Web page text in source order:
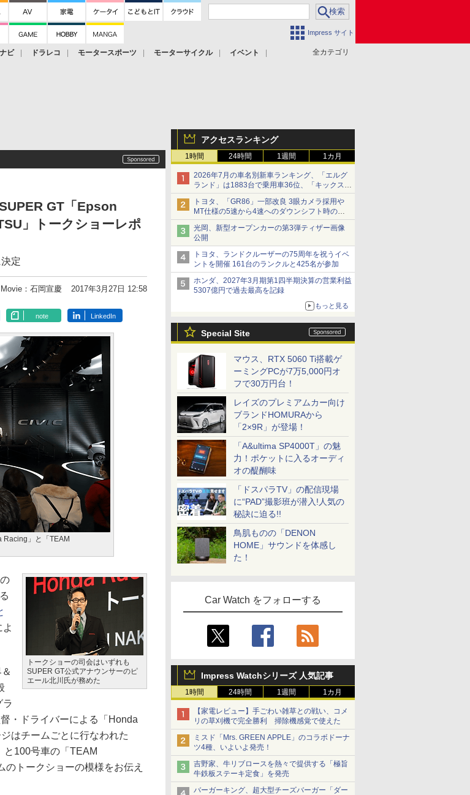
Impress サイト
全カテゴリ
ナビ ドラレコ モータースポーツ モーターサイクル
イベント
アクセスランキング
1時間 24時間 1週間 1カ月
2026年7月の車名別新車ランキング、「エルグ
ランド」は1883台で乗用車36位、「キックス」
は2591台で27位に
トヨタ、「GR86」一部改良 3眼カメラ採用や
MT仕様の5速から4速へのダウンシフト時の操
作性向上など
光岡、新型オープンカーの第3弾ティザー画像
公開
トヨタ、ランドクルーザーの75周年を祝うイベ
ントを開催 161台のランクルと425名が参加
ホンダ、2027年3月期第1四半期決算の営業利益
5307億円で過去最高を記録
もっと見る
Special Site
マウス、RTX 5060 Ti搭載ゲ
ーミングPCが7万5,000円オ
フで30万円台！
レイズのプレミアムカー向け
ブランドHOMURAから
「2×9R」が登場！
「A&ultima SP4000T」の魅
力！ポケットに入るオーディ
オの醍醐味
「ドスパラTV」の配信現場
に“PAD”撮影班が潜入!人気の
秘訣に迫る!!
鳥肌ものの「DENON
HOME」サウンドを体感し
た！
Car Watch をフォローする
Impress Watchシリーズ 人気記事
1時間 24時間 1週間 1カ月
【家電レビュー】手ごわい雑草との戦い、コメ
リの草刈機で完全勝利 掃除機感覚で使えた
ミスド「Mrs. GREEN APPLE」のコラボドーナ
ツ4種、いよいよ発売！
吉野家、牛リブロースを熱々で提供する「極旨
牛鉄板ステーキ定食」を発売
バーガーキング、超大型チーズバーガー「ダー
GT「Epson
」トークショーレポ
定
Movie：石岡宣慶 2017年3月27日 12:58
note LinkedIn
Racing」と「TEAM
トークショーの司会はいずれも
SUPER GT公式アナウンサーのピ
エール北川氏が務めた
ラ
・ドライバーによる「Honda
はチームごとに行なわれた
100号車の「TEAM
トークショーの模様をお伝え